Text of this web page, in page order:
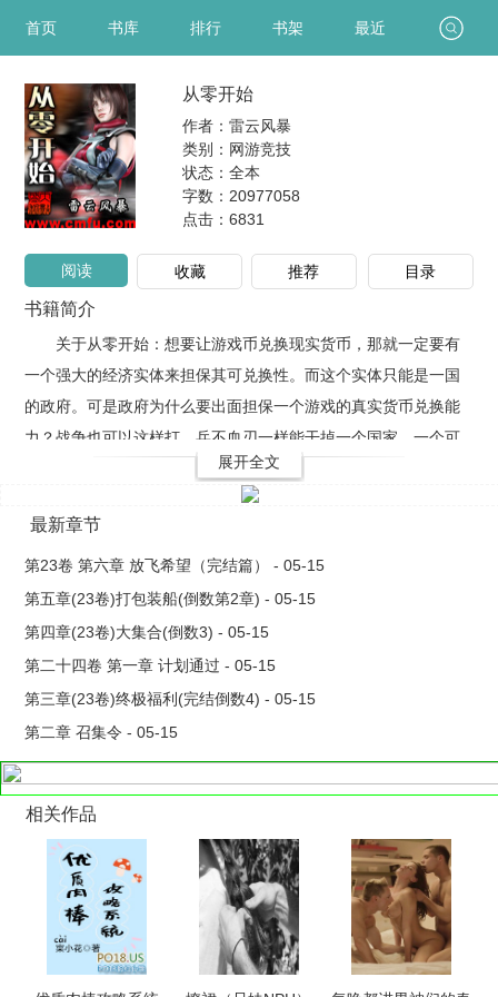
首页 书库 排行 书架 最近
从零开始
作者：雷云风暴
类别：网游竞技
状态：全本
字数：20977058
点击： 6831
阅读 收藏 推荐 目录
书籍简介
关于从零开始：想要让游戏币兑换现实货币，那就一定要有
一个强大的经济实体来担保其可兑换性。而这个实体只能是一国
的政府。可是政府为什么要出面担保一个游戏的真实货币兑换能
力？战争也可以这样打。兵不血刃一样能干掉一个国家。一个可
以兑换现实货币的游戏，一个超级敛财机器。它的名字就叫做
《零》一个彻头彻尾的金融炸弹。——————————通知：
百度百科中的作者信息是错的，别信，本人不叫王世伟，学校也
是错的。其他信息基本正确。" />
<meta property="og:url"
content="https://www.shouda88.net/shu_17633.html" />
展开全文
最新章节
第23卷 第六章 放飞希望（完结篇） - 05-15
第五章(23卷)打包装船(倒数第2章) - 05-15
第四章(23卷)大集合(倒数3) - 05-15
第二十四卷 第一章 计划通过 - 05-15
第三章(23卷)终极福利(完结倒数4) - 05-15
第二章 召集令 - 05-15
相关作品